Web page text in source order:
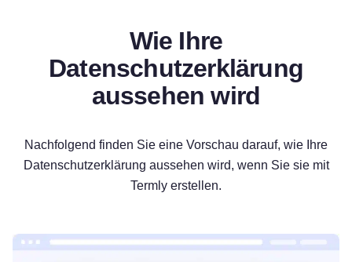
Wie Ihre
Datenschutzerklärung
aussehen wird
Nachfolgend finden Sie eine Vorschau darauf, wie Ihre
Datenschutzerklärung aussehen wird, wenn Sie sie mit
Termly erstellen.